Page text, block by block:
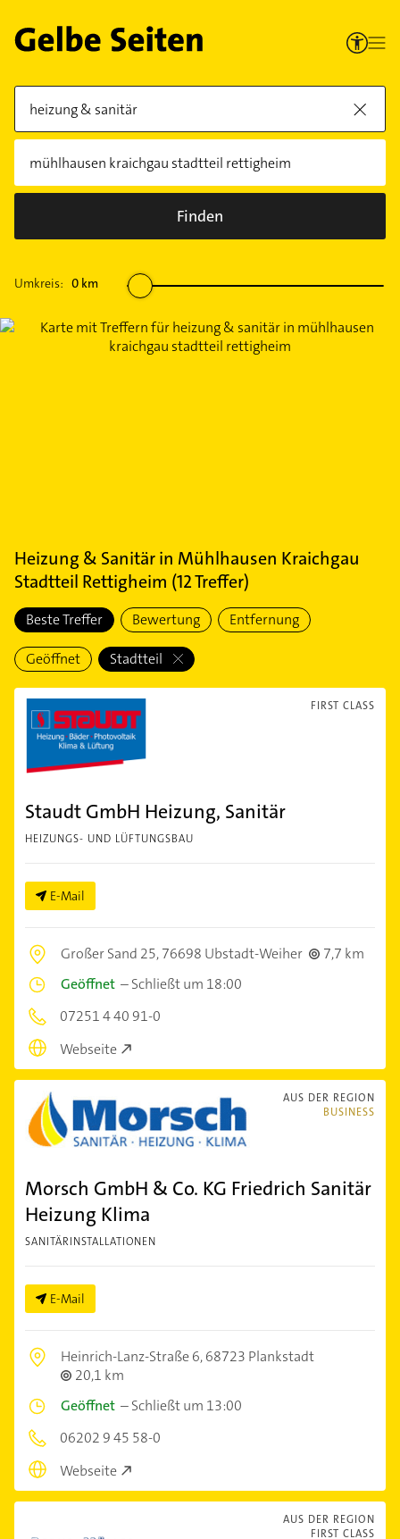
Finden
Umkreis: 0 km
Heizung & Sanitärin Mühlhausen Kraichgau
Stadtteil Rettigheim (12Treffer)
Beste Treffer Bewertung Entfernung
Geöffnet Stadtteil
FIRST CLASS
Staudt GmbH Heizung, Sanitär
HEIZUNGS- UND LÜFTUNGSBAU
E-Mail
Großer Sand 25,76698 Ubstadt-Weiher
7,7 km
Geöffnet –Schließt um 18:00
07251 4 40 91-0
Webseite
AUS DER REGION
BUSINESS
Morsch GmbH & Co. KG Friedrich Sanitär
Heizung Klima
SANITÄRINSTALLATIONEN
E-Mail
Heinrich-Lanz-Straße 6,68723 Plankstadt
20,1 km
Geöffnet –Schließt um 13:00
06202 9 45 58-0
Webseite
AUS DER REGION
FIRST CLASS